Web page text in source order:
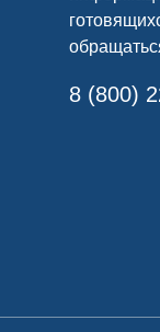
8 (800)